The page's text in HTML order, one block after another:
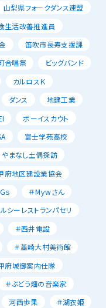
山梨県フォークダンス連盟
生活改善推進員
笛吹市長寿支援課
合唱祭
ビッグバンド
カルロスＫ
ダンス
地建工業
ボーイスカウト
富士学苑高校
やまなし土偶探訪
府地区建設業協会
ｓ
＃Mｙwさん
シーレストランパセリ
＃西井電設
＃韮崎大村美術館
府城御案内仕隊
＃ぶどう畑の音楽家
河西歩果
＃湖衣姫